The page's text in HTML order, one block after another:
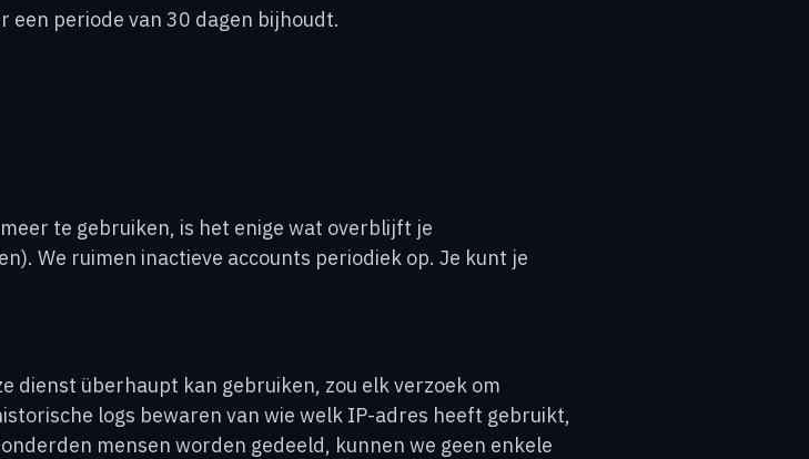
een periode van 30 dagen bijhoudt.
te gebruiken, is het enige wat overblijft je
We ruimen inactieve accounts periodiek op. Je kunt je
dienst überhaupt kan gebruiken, zou elk verzoek om
logs bewaren van wie welk IP-adres heeft gebruikt,
mensen worden gedeeld, kunnen we geen enkele